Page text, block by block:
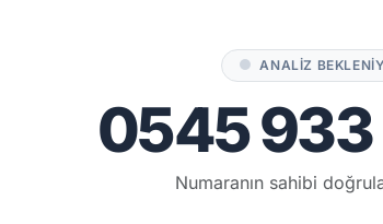
ANALİZ
0545
Numaranın sahibi